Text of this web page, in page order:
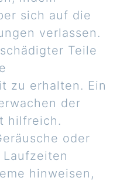
sich auf die
verlassen.
Teile
zu erhalten. Ein
der
hilfreich.
oder
hinweisen,